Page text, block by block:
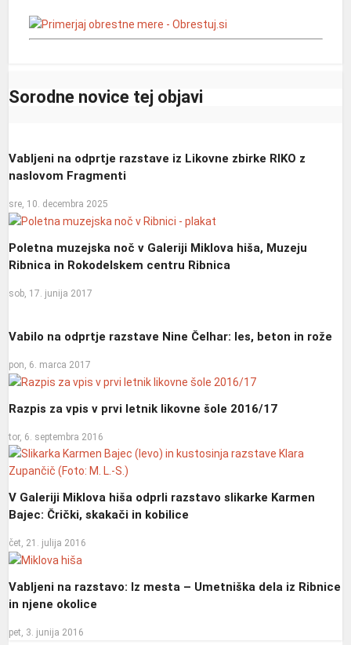
Sorodne novice tej objavi
Vabljeni na odprtje razstave iz Likovne zbirke RIKO z
naslovom Fragmenti
sre, 10. decembra 2025
Poletna muzejska noč v Galeriji Miklova hiša, Muzeju
Ribnica in Rokodelskem centru Ribnica
sob, 17. junija 2017
Vabilo na odprtje razstave Nine Čelhar: les, beton in rože
pon, 6. marca 2017
Razpis za vpis v prvi letnik likovne šole 2016/17
tor, 6. septembra 2016
V Galeriji Miklova hiša odprli razstavo slikarke Karmen
Bajec: Črički, skakači in kobilice
čet, 21. julija 2016
Vabljeni na razstavo: Iz mesta – Umetniška dela iz Ribnice
in njene okolice
pet, 3. junija 2016